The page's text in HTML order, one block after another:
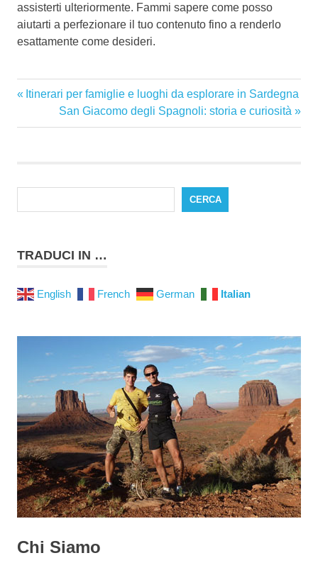
assisterti ulteriormente. Fammi sapere come posso
aiutarti a perfezionare il tuo contenuto fino a renderlo
esattamente come desideri.
Navigazione
articoli
Articolo
Precedente:
Itinerari per famiglie e luoghi da esplorare in Sardegna
Articolo
successivo:
San Giacomo degli Spagnoli: storia e curiosità
CERCA
TRADUCI IN …
English French German Italian
Chi Siamo